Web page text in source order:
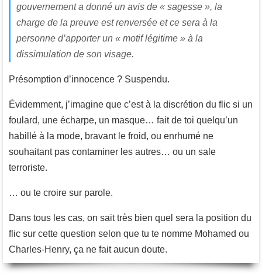
gouvernement a donné un avis de « sagesse », la
charge de la preuve est renversée et ce sera à la
personne d’apporter un « motif légitime » à la
dissimulation de son visage.
Présomption d’innocence ? Suspendu.
Évidemment, j’imagine que c’est à la discrétion du flic si un
foulard, une écharpe, un masque… fait de toi quelqu’un
habillé à la mode, bravant le froid, ou enrhumé ne
souhaitant pas contaminer les autres… ou un sale
terroriste.
… ou te croire sur parole.
Dans tous les cas, on sait très bien quel sera la position du
flic sur cette question selon que tu te nomme Mohamed ou
Charles-Henry, ça ne fait aucun doute.